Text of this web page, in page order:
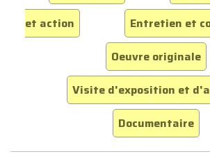
et action
Entretien et
Oeuvre originale
Visite d'exposition et
Documentaire